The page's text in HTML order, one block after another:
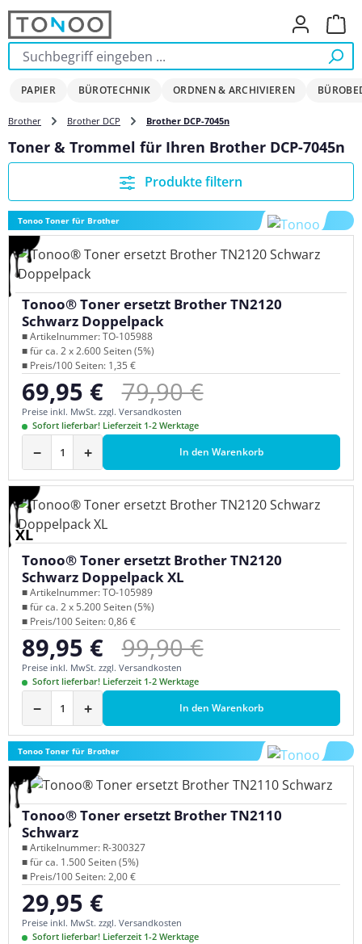
Zum Hauptinhalt springen
PAPIER BÜROTECHNIK ORDNEN & ARCHIVIEREN
Brother Brother DCP Brother DCP-7045n
Toner & Trommel für Ihren Brother DCP-7045n
Produkte filtern
Tonoo Toner für Brother
Tonoo® Toner ersetzt Brother TN2120
Schwarz Doppelpack
■ Artikelnummer: TO-105988
■ für ca. 2 x 2.600 Seiten (5%)
■ Preis/100 Seiten: 1,35 €
Verkaufspreis:
69,95 € Regulärer Preis:
79,90 €
Preise inkl. MwSt. zzgl. Versandkosten
Sofort lieferbar! Lieferzeit 1-2 Werktage
− + In den Warenkorb
XL
Tonoo® Toner ersetzt Brother TN2120
Schwarz Doppelpack XL
■ Artikelnummer: TO-105989
■ für ca. 2 x 5.200 Seiten (5%)
■ Preis/100 Seiten: 0,86 €
Verkaufspreis:
89,95 € Regulärer Preis:
99,90 €
Preise inkl. MwSt. zzgl. Versandkosten
Sofort lieferbar! Lieferzeit 1-2 Werktage
− + In den Warenkorb
Tonoo Toner für Brother
Tonoo® Toner ersetzt Brother TN2110
Schwarz
■ Artikelnummer: R-300327
■ für ca. 1.500 Seiten (5%)
■ Preis/100 Seiten: 2,00 €
Regulärer Preis:
29,95 €
Preise inkl. MwSt. zzgl. Versandkosten
Sofort lieferbar! Lieferzeit 1-2 Werktage